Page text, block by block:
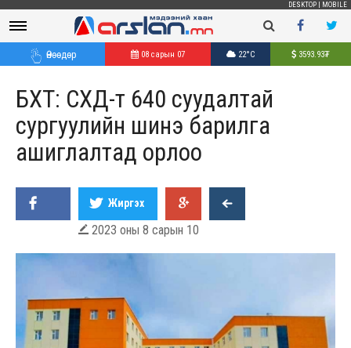
DESKTOP MOBILE
Өнөөдөр 08 сарын 07 22°C 3593.93₮
БХТ: СХД-т 640 суудалтай
сургуулийн шинэ барилга
ашиглалтад орлоо
Жиргэх
 2023 оны 8 сарын 10